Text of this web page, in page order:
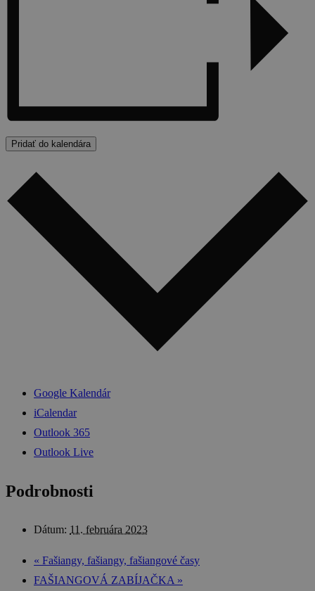
Pridať do kalendára
Google Kalendár
iCalendar
Outlook 365
Outlook Live
Podrobnosti
Dátum: 11. februára 2023
« Fašiangy, fašiangy, fašiangové časy
FAŠIANGOVÁ ZABÍJAČKA »